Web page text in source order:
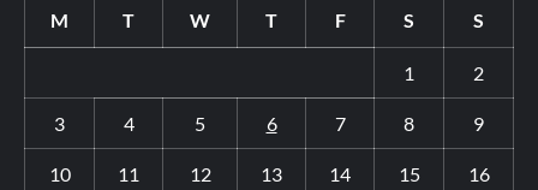
M T W T F S S
1 2
3 4 5 6 7 8 9
10 11 12 13 14 15 16